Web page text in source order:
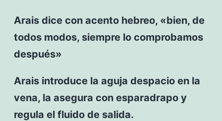
Arais dice con acento hebreo, «bien, de
todos modos, siempre lo comprobamos
después»
Arais introduce la aguja despacio en la
vena, la asegura con esparadrapo y
regula el fluido de salida.